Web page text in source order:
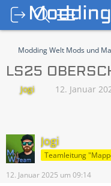
Modding Welt Mods und
LS25
Jogi 12. Januar
Jogi
Teamleitung
12. Januar 2025 um 09:14